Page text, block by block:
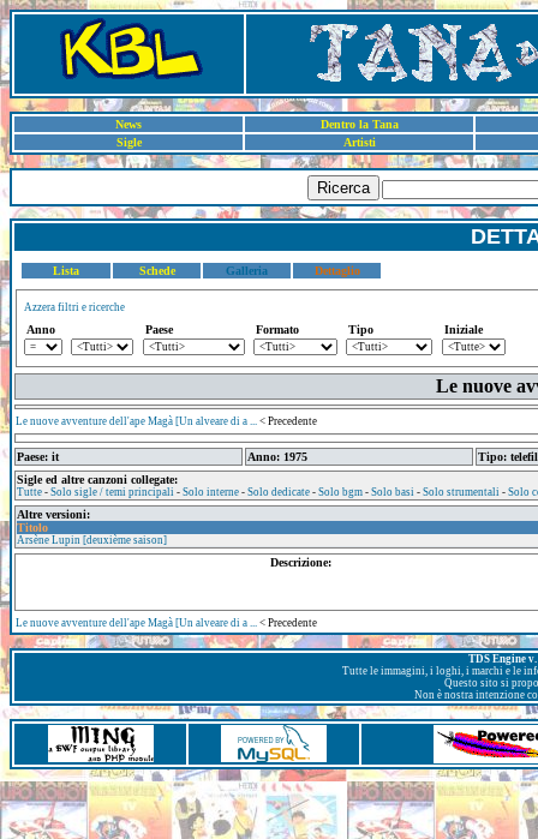
News
Dentro la Tana
Sigle
Artisti
Ricerca
Lista Schede Galleria Dettaglio
Azzera filtri e ricerche
Anno Paese Formato Tipo Iniziale
Le nuove
Le nuove avventure dell'ape Magà [Un alveare di a ... < Precedente
Paese: it Anno: 1975
Tipo:
Sigle ed altre canzoni collegate:
Tutte - Solo sigle / temi principali - Solo interne - Solo dedicate - Solo bgm - Solo basi - Solo strumentali - Solo
Altre versioni:
Titolo
Arsène Lupin [deuxième saison]
Descrizione:
Le nuove avventure dell'ape Magà [Un alveare di a ... < Precedente
TDS Engine
Tutte le immagini, i loghi, i marchi e le
Questo sito si
Non è nostra intenzione